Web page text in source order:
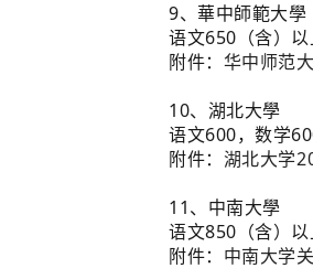
9、華中師範大學
语文650（含）
附件： 华中师范
10、 湖北大學
语文600，数学
附件： 湖北大学
11、 中南大學
语文850（含）
附件： 中南大学